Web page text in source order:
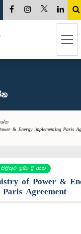
& Energy implementing Paris
පිළිතුර ලබා දී ඇත
of Power &
Paris Agreement